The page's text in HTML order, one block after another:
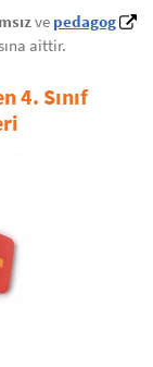
ve pedagog
aittir.
4. Sınıf